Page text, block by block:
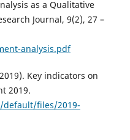
as a Qualitative
Journal, 9(2), 27 –
analysis.pdf
Key indicators on
2019.
files/2019-